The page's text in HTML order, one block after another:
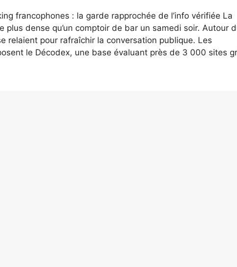
francophones : la garde rapprochée de l’info vérifiée La
plus dense qu’un comptoir de bar un samedi soir. Autour
relaient pour rafraîchir la conversation publique. Les
le Décodex, une base évaluant près de 3 000 sites